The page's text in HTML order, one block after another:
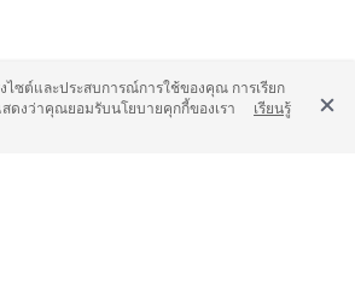
ไซต์และประสบการณ์การใช้ของคุณ การเรียก
สดงว่าคุณยอมรับนโยบายคุกกี้ของเรา
เรียนรู้